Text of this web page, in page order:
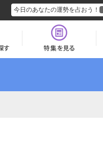
今日のあなたの運勢を占おう！